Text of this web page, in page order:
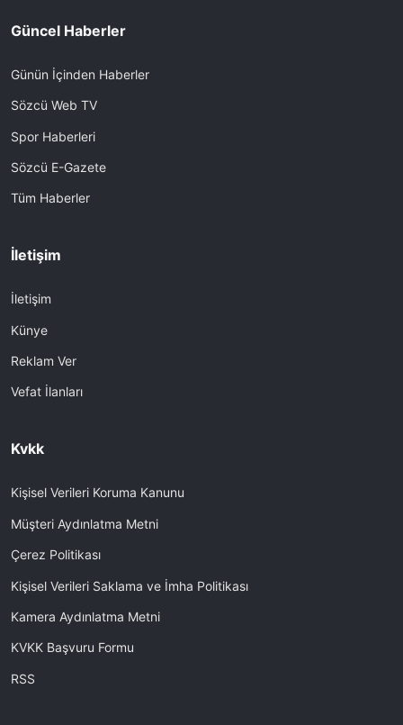
Güncel Haberler
Günün İçinden Haberler
Sözcü Web TV
Spor Haberleri
Sözcü E-Gazete
Tüm Haberler
İletişim
İletişim
Künye
Reklam Ver
Vefat İlanları
Kvkk
Kişisel Verileri Koruma Kanunu
Müşteri Aydınlatma Metni
Çerez Politikası
Kişisel Verileri Saklama ve İmha Politikası
Kamera Aydınlatma Metni
KVKK Başvuru Formu
RSS